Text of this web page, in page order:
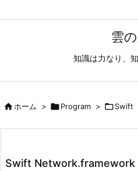
雲
知識は力なり、
ホーム > Program > Swift
Swift Network.framework